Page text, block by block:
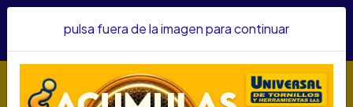
confianza&nbsp;Recibe un KIT PARRILLERO por compras
pulsa fuera de la imagen para continuar